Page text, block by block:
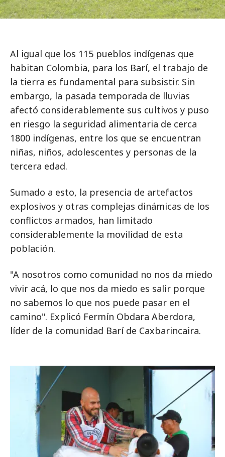
Al igual que los 115 pueblos indígenas que
habitan Colombia, para los Barí, el trabajo de
la tierra es fundamental para subsistir. Sin
embargo, la pasada temporada de lluvias
afectó considerablemente sus cultivos y puso
en riesgo la seguridad alimentaria de cerca
1800 indígenas, entre los que se encuentran
niñas, niños, adolescentes y personas de la
tercera edad.
Sumado a esto, la presencia de artefactos
explosivos y otras complejas dinámicas de los
conflictos armados, han limitado
considerablemente la movilidad de esta
población.
"A nosotros como comunidad no nos da miedo
vivir acá, lo que nos da miedo es salir porque
no sabemos lo que nos puede pasar en el
camino". Explicó Fermín Obdara Aberdora,
líder de la comunidad Barí de Caxbarincaira.